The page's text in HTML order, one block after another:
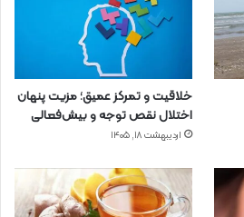
خلاقیت و تمرکز عمیق؛ مزیت پنهان
اختلال نقص توجه و بیش‌فعالی
اردیبهشت ۱۸, ۱۴۰۵